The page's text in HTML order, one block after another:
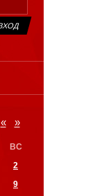
« »
ВС
2
9